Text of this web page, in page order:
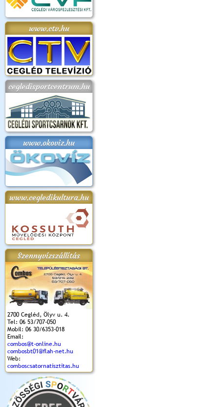
www.ctv.hu
cegledisportcentrum.hu
www.okoviz.hu
www.cegledikultura.hu
Szennyvízszállítás
2700 Cegléd, Ölyv u. 4.
Tel: 06 53/707-050
Mobil: 06 30/6353-018
Email:
combos@t-online.hu
combosbt01@flah-net.hu
Web:
comboscsatornatisztitas.hu
2018.
Kossuth Toborzó
Ünnepély
Szent István Ünnepe
(2017. 08. 20.)